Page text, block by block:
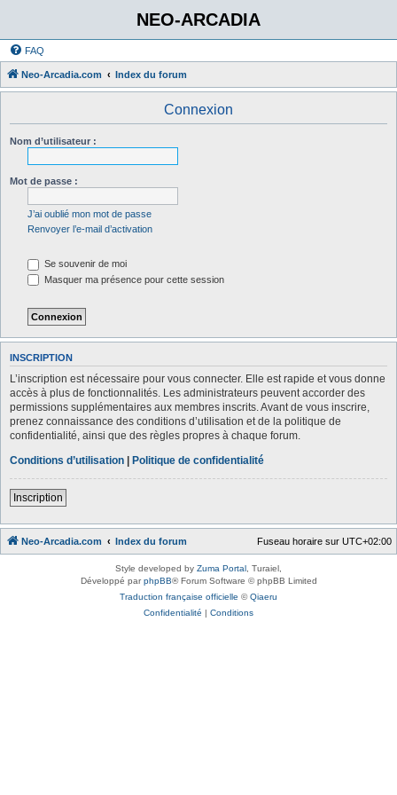
NEO-ARCADIA
FAQ
Neo-Arcadia.com Index du forum
Connexion
Nom d’utilisateur :
Mot de passe :
J’ai oublié mon mot de passe
Renvoyer l’e-mail d’activation
Se souvenir de moi
Masquer ma présence pour cette session
INSCRIPTION
L’inscription est nécessaire pour vous connecter. Elle est rapide et vous donne
accès à plus de fonctionnalités. Les administrateurs peuvent accorder des
permissions supplémentaires aux membres inscrits. Avant de vous inscrire,
prenez connaissance des conditions d’utilisation et de la politique de
confidentialité, ainsi que des règles propres à chaque forum.
Conditions d’utilisation | Politique de confidentialité
Inscription
Neo-Arcadia.com Index du forum Fuseau horaire sur UTC+02:00
Style developed by Zuma Portal , Turaiel,
Développé parphpBB® Forum Software © phpBB Limited
Traduction française officielle ©Qiaeru
Confidentialité | Conditions